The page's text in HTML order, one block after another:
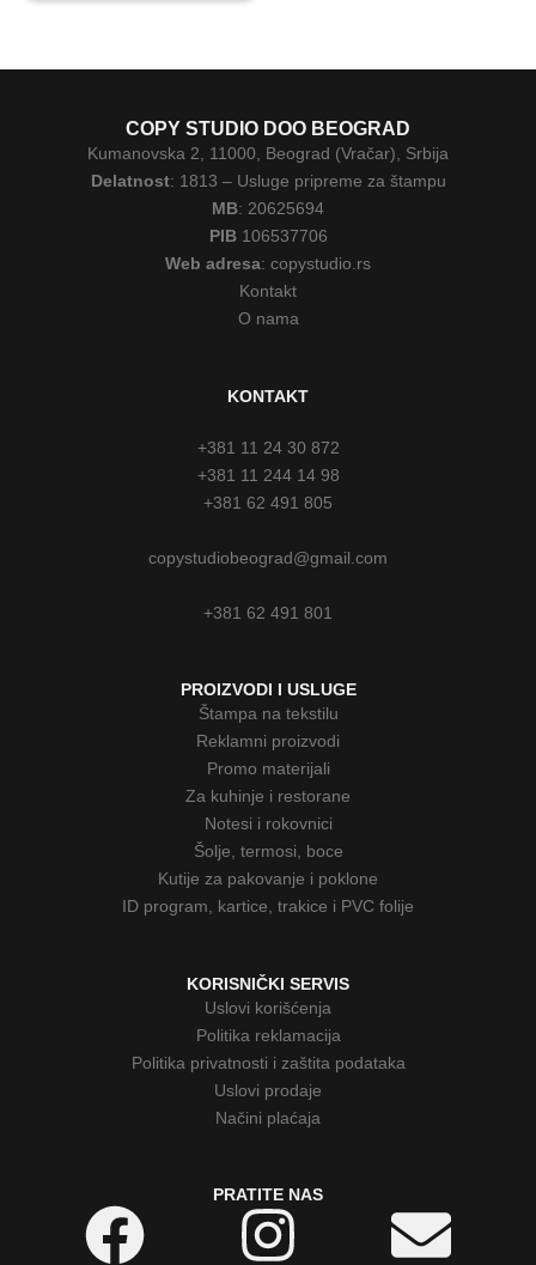
COPY STUDIO DOO BEOGRAD
Kumanovska 2, 11000, Beograd (Vračar), Srbija
Delatnost: 1813 – Usluge pripreme za štampu
MB: 20625694
PIB106537706
Web adresa: copystudio.rs
Kontakt
O nama
KONTAKT
+381 11 24 30 872
+381 11 244 14 98
+381 62 491 805
copystudiobeograd@gmail.com
+381 62 491 801
PROIZVODI I USLUGE
Štampa na tekstilu
Reklamni proizvodi
Promo materijali
Za kuhinje i restorane
Notesi i rokovnici
Šolje, termosi, boce
Kutije za pakovanje i poklone
ID program, kartice, trakice i PVC folije
KORISNIČKI SERVIS
Uslovi korišćenja
Politika reklamacija
Politika privatnosti i zaštita podataka
Uslovi prodaje
Načini plaćaja
PRATITE NAS
FacebookInstagram